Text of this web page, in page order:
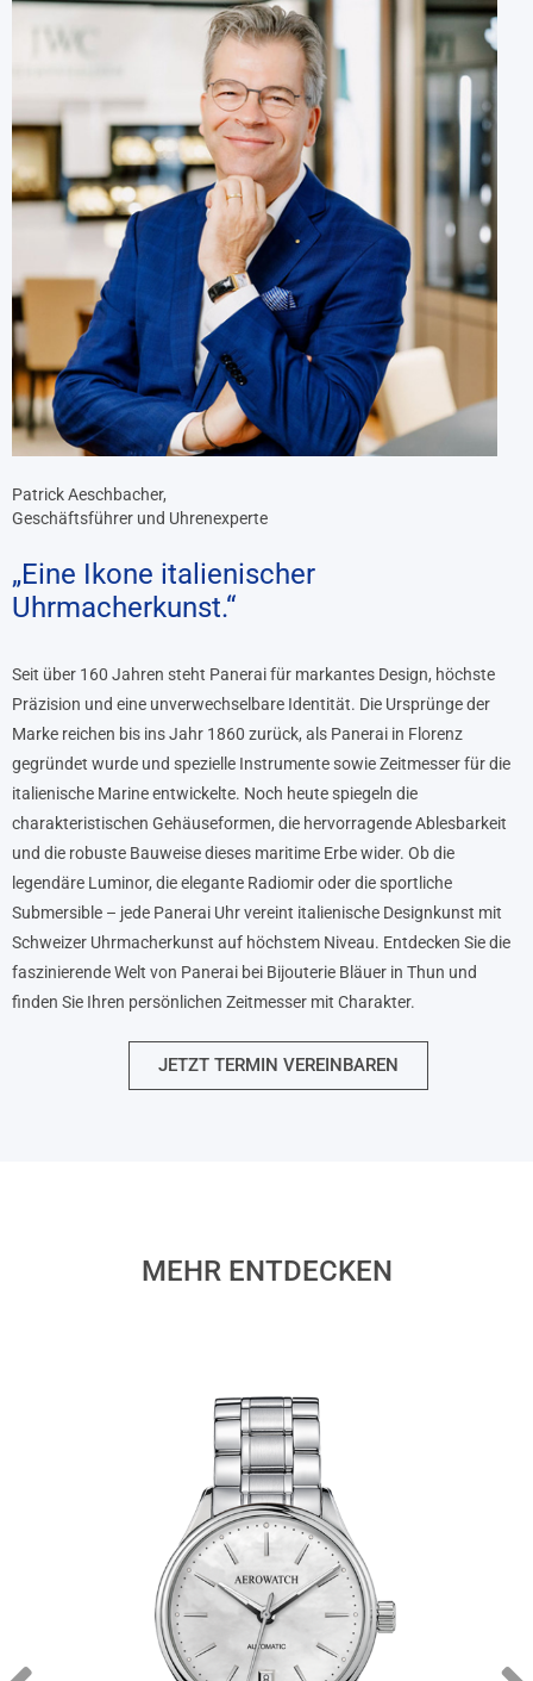
Patrick Aeschbacher,
Geschäftsführer und Uhrenexperte
„Eine Ikone italienischer
Uhrmacherkunst.“
Seit über 160 Jahren steht Panerai für markantes Design, höchste
Präzision und eine unverwechselbare Identität. Die Ursprünge der
Marke reichen bis ins Jahr 1860 zurück, als Panerai in Florenz
gegründet wurde und spezielle Instrumente sowie Zeitmesser für die
italienische Marine entwickelte. Noch heute spiegeln die
charakteristischen Gehäuseformen, die hervorragende Ablesbarkeit
und die robuste Bauweise dieses maritime Erbe wider. Ob die
legendäre Luminor, die elegante Radiomir oder die sportliche
Submersible – jede Panerai Uhr vereint italienische Designkunst mit
Schweizer Uhrmacherkunst auf höchstem Niveau. Entdecken Sie die
faszinierende Welt von Panerai bei Bijouterie Bläuer in Thun und
finden Sie Ihren persönlichen Zeitmesser mit Charakter.
JETZT TERMIN VEREINBAREN
MEHR ENTDECKEN